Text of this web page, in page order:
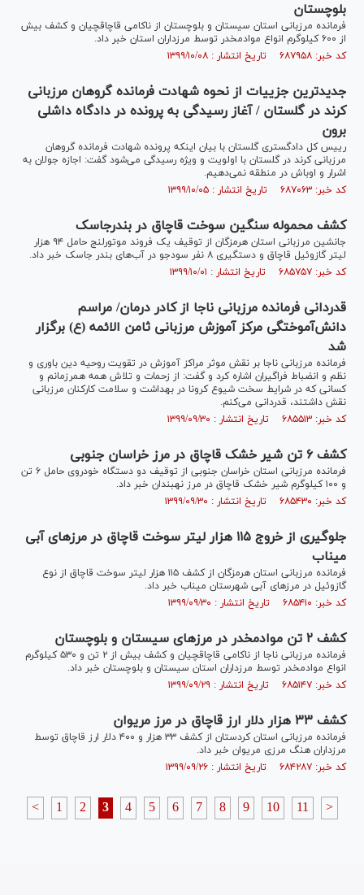
بلوچستان
فرمانده مرزبانی استان سیستان و بلوچستان از ناکامی قاچاقچیان و کشف بیش
از ۶۰۰ کیلوگرم انواع موادمخدر توسط مرزداران استان خبر داد.
کد خبر: ۶۸۷۹۵۸ تاریخ انتشار : ۱۳۹۹/۱۰/۰۸
جدیدترین جزییات از نحوه شهادت فرمانده گروهان مرزبانی
کرند در گلستان / آغاز رسیدگی به پرونده در دادگاه داشلی
برون
رییس کل دادگستری گلستان با بیان اینکه پرونده شهادت فرمانده گروهان
مرزبانی کرند در گلستان با اولویت و ویژه رسیدگی می‌شود گفت: اجازه جولان به
اشرار و اوباش در منطقه نمی‌دهیم.
کد خبر: ۶۸۷۰۶۳ تاریخ انتشار : ۱۳۹۹/۱۰/۰۵
کشف محموله سنگین سوخت قاچاق در بندرجاسک
جانشین مرزبانی استان هرمزگان از توقیف یک فروند موتورلنج حامل ۹۴ هزار
لیتر گازوئیل قاچاق و دستگیری ۸ نفر سودجو در آب‌های بندر جاسک خبر داد.
کد خبر: ۶۸۵۷۵۷ تاریخ انتشار : ۱۳۹۹/۱۰/۰۱
قدردانی فرمانده مرزبانی ناجا از کادر درمان/ مراسم
دانش‌آموختگی مرکز آموزش مرزبانی ثامن الائمه (ع) برگزار
شد
فرمانده مرزبانی ناجا بر نقش موثر مراکز آموزش در تقویت روحیه دین باوری و
نظم و انضباط فراگیران اشاره کرد و گفت: از زحمات و تلاش همه همرزمانم و
کسانی که در شرایط سخت شیوع کرونا در بهداشت و سلامت کارکنان مرزبانی
نقش داشتند، قدردانی می‌کنم.
کد خبر: ۶۸۵۵۱۳ تاریخ انتشار : ۱۳۹۹/۰۹/۳۰
کشف ۶ تن شیر خشک قاچاق در مرز خراسان جنوبی
فرمانده مرزبانی استان خراسان جنوبی از توقیف دو دستگاه خودروی حامل ۶ تن
و ۱۰۰ کیلوگرم شیر خشک قاچاق در مرز نهبندان خبر داد.
کد خبر: ۶۸۵۴۳۰ تاریخ انتشار : ۱۳۹۹/۰۹/۳۰
جلوگیری از خروج ۱۱۵ هزار لیتر سوخت قاچاق در مرز‌های آبی
میناب
فرمانده مرزبانی استان هرمزگان از کشف ۱۱۵ هزار لیتر سوخت قاچاق از نوع
گازوئیل در مرز‌های آبی شهرستان میناب خبر داد.
کد خبر: ۶۸۵۴۱۰ تاریخ انتشار : ۱۳۹۹/۰۹/۳۰
کشف ۲ تن موادمخدر در مرز‌های سیستان و بلوچستان
فرمانده مرزبانی ناجا از ناکامی قاچاقچیان و کشف بیش از ۲ تن و ۵۳۰ کیلوگرم
انواع موادمخدر توسط مرزداران استان سیستان و بلوچستان خبر داد.
کد خبر: ۶۸۵۱۴۷ تاریخ انتشار : ۱۳۹۹/۰۹/۲۹
کشف ۳۳ هزار دلار ارز قاچاق در مرز مریوان
فرمانده مرزبانی استان کردستان از کشف ۳۳ هزار و ۴۰۰ دلار ارز قاچاق توسط
مرزداران هنگ مرزی مریوان خبر داد.
کد خبر: ۶۸۴۲۸۷ تاریخ انتشار : ۱۳۹۹/۰۹/۲۶
< 1 2 3 4 5 6 7 8 9 10 11 >